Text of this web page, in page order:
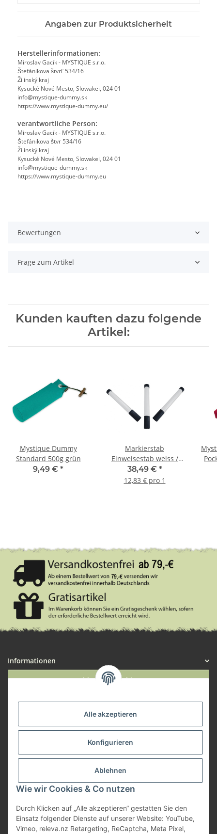
Alle akzeptieren
Konfigurieren
Ablehnen
Wie wir Cookies & Co nutzen
Durch Klicken auf „Alle akzeptieren“ gestatten Sie den
Einsatz folgender Dienste auf unserer Website: YouTube,
Vimeo, releva.nz Retargeting, ReCaptcha, Meta Pixel,
Angaben zur Produktsicherheit
Herstellerinformationen:
Miroslav Gacík - MYSTIQUE s.r.o.
Štefánikova štvrť 534/16
Žilinský kraj
Kysucké Nové Mesto, Slowakei, 024 01
info@mystique-dummy.sk
https://www.mystique-dummy.eu/
verantwortliche Person:
Miroslav Gacík - MYSTIQUE s.r.o.
Štefánikova štvr 534/16
Žilinský kraj
Kysucké Nové Mesto, Slowakei, 024 01
info@mystique-dummy.sk
https://www.mystique-dummy.eu
Bewertungen
Frage zum Artikel
Kunden kauften dazu folgende
Artikel:
Mystique Dummy
Standard 500g grün
9,49 € *
Markierstab
Einweisestab weiss /
schwarz im Set 3 Stück
38,49 € *
12,83 € pro 1
Informationen
Widerruf anmelden
Herstellerinformationen